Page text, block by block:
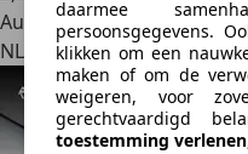
Autobedrijf
NL 1412 CANaarden
daarmee
persoonsgegevens.
klikken om een
maken of om de
weigeren, voor
gerechtvaardigd
toestemming verlenen